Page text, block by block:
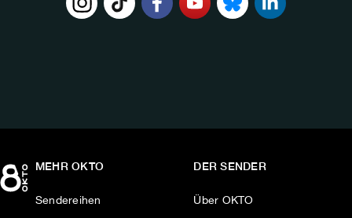
MEHR OKTO
Sendereihen
DER SENDER
Über OKTO